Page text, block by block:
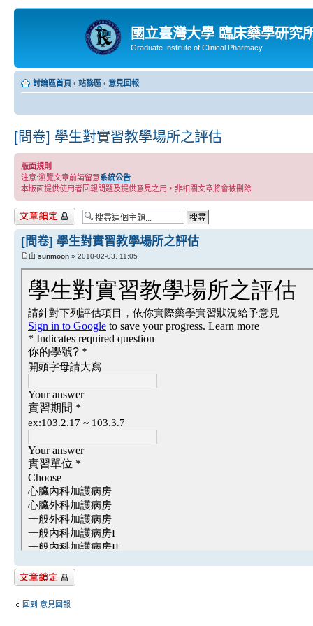
國立臺灣大學 臨床藥學研究
Graduate Institute of Clinical Pharmacy
討論區首頁 ‹ 站務區 ‹ 意見回報
[問卷] 學生對實習教學場所之評估
版面規則
注意:瀏覽文章前請留意系統公告
本版面提供使用者回報問題及提供意見之用，非相關文章將會被刪除
主題已鎖定
[問卷] 學生對實習教學場所之評估
由 sunmoon » 2010-02-03, 11:05
主題已鎖定
回到 意見回報